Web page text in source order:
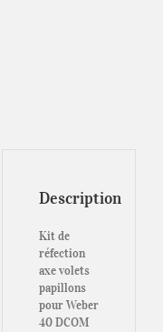
Description
Kit de
réfection
axe volets
papillons
pour Weber
40 DCOM